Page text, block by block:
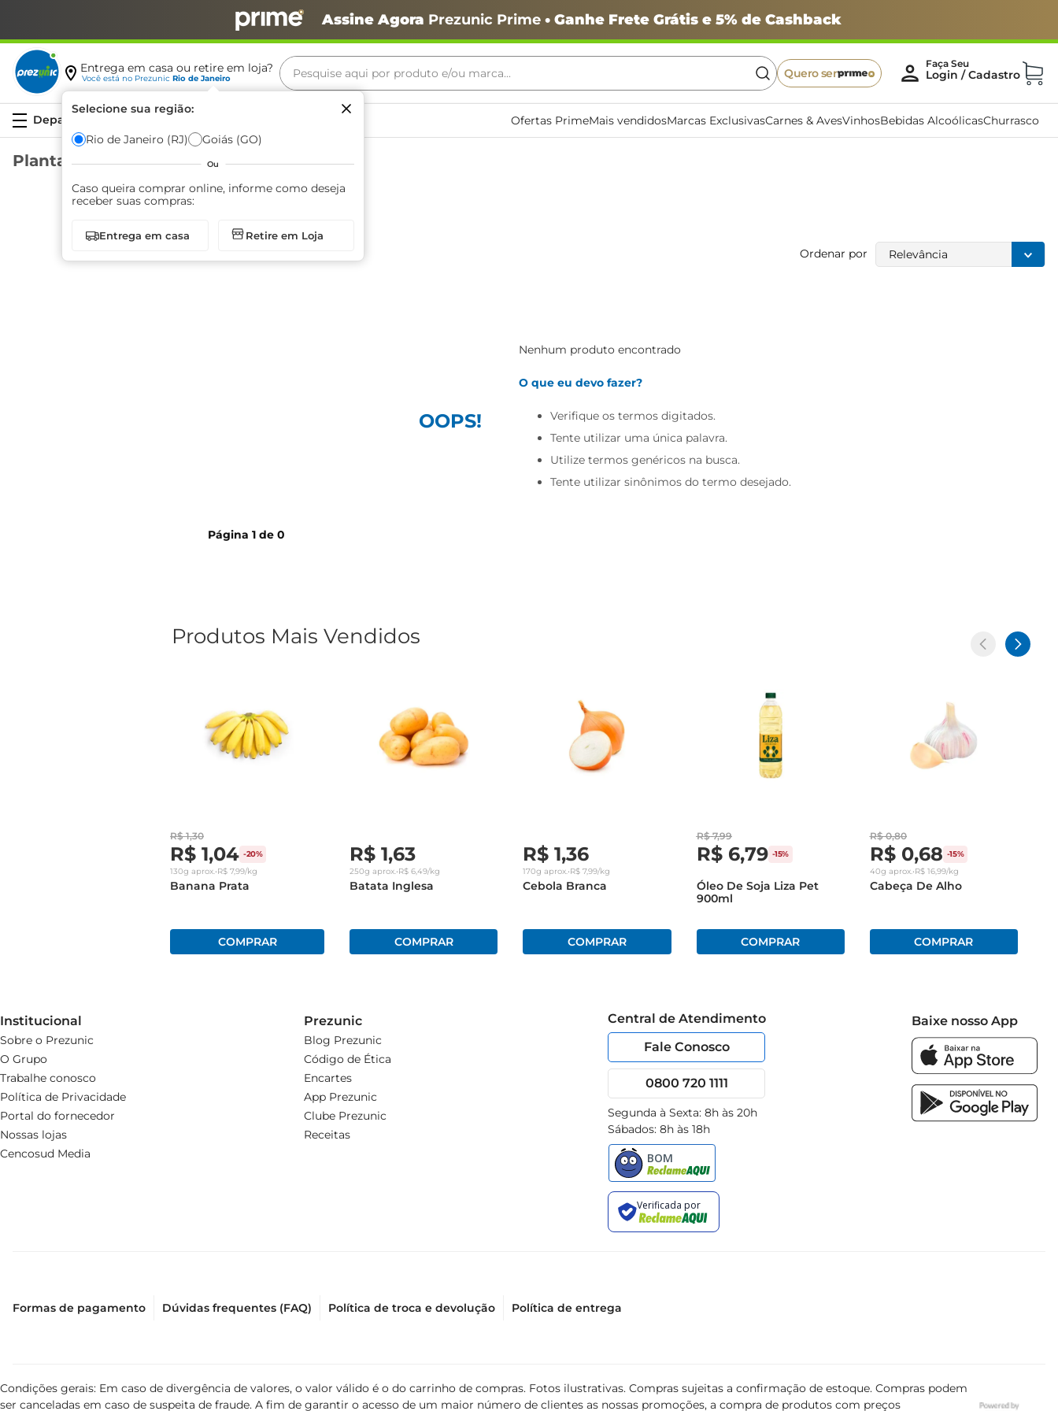
Assine Agora Prezunic Prime• Ganhe Frete Grátis e 5% de Cashback
Entrega em casa ou retire em loja?
Você está no Prezunic Rio de Janeiro
Selecione sua região:
Rio de Janeiro (RJ) Goiás (GO)
Ou
Caso queira comprar online, informe como deseja
receber suas compras:
Entrega em casa Retire em Loja
Pesquise aqui por produto e/ou marca...
Quero ser
Ofertas PrimeMais vendidosMarcas ExclusivasCarnes & AvesVinhosBebidas AlcoólicasChurrasco
Plantas Artificiais e Vasos
Ordenar por Relevância
OOPS!
Nenhum produto encontrado
O que eu devo fazer?
Verifique os termos digitados.
Tente utilizar uma única palavra.
Utilize termos genéricos na busca.
Tente utilizar sinônimos do termo desejado.
Página 1 de 0
Produtos Mais Vendidos
R$ 1,30
R$ 1,04 -20%
130g aprox.•R$ 7,99/kg
Banana Prata
R$ 1,63
250g aprox.•R$ 6,49/kg
Batata Inglesa
R$ 1,36
170g aprox.•R$ 7,99/kg
Cebola Branca
R$ 7,99
R$ 6,79 -15%
Óleo De Soja Liza Pet
900ml
R$ 0,80
R$ 0,68 -15%
40g aprox.•R$ 16,99/kg
Cabeça De Alho
Institucional
Sobre o Prezunic
O Grupo
Trabalhe conosco
Política de Privacidade
Portal do fornecedor
Nossas lojas
Cencosud Media
Prezunic
Blog Prezunic
Código de Ética
Encartes
App Prezunic
Clube Prezunic
Receitas
Central de Atendimento
Fale Conosco
0800 720 1111
Segunda à Sexta: 8h às 20h
Sábados: 8h às 18h
Baixe nosso App
Formas de pagamento Dúvidas frequentes (FAQ) Política de troca e devolução Política de entrega
Condições gerais: Em caso de divergência de valores, o valor válido é o do carrinho de compras. Fotos ilustrativas. Compras sujeitas a confirmação de estoque. Compras podem
ser canceladas em caso de suspeita de fraude. A fim de garantir o acesso de um maior número de clientes as nossas promoções, a compra de produtos com preços
Termos mais buscados
café
biscoito